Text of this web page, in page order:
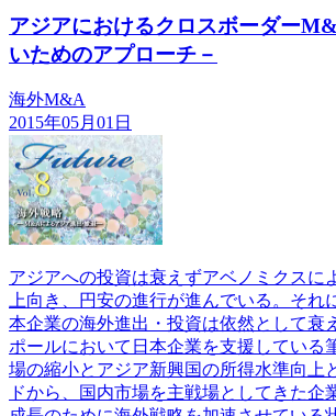
アジアにおけるクロスボーダー
いためのアプローチ－
海外M&A
2015年05月01日
アジアへの投資は衰えずアベノミクスに
上向き、円安の進行が進んでいる。それ
本企業の海外進出・投資は依然として衰
ポールにおいて日本企業を支援している
場の縮小とアジア新興国の所得水準向上
ドから、国内市場を主戦場としてきた企